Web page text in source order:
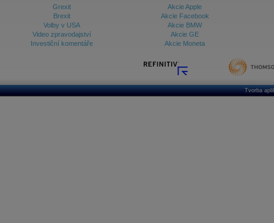
Grexit
Brexit
Volby v USA
Video zpravodajství
Investiční komentáře
Akcie Apple
Akcie Facebook
Akcie BMW
Akcie GE
Akcie Moneta
Tvorba